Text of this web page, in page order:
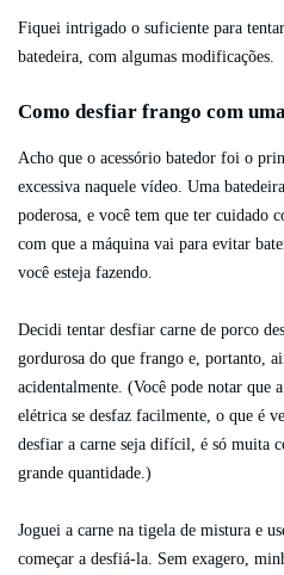
Fiquei intrigado o suficiente para
batedeira, com algumas modificações.
Como desfiar frango com
Acho que o acessório batedor foi o
excessiva naquele vídeo. Uma
poderosa, e você tem que ter cuidado
com que a máquina vai para evitar
você esteja fazendo.
Decidi tentar desfiar carne de porco
gordurosa do que frango e, portanto,
acidentalmente. (Você pode notar que
elétrica se desfaz facilmente, o que é
desfiar a carne seja difícil, é só muita
grande quantidade.)
Joguei a carne na tigela de mistura e
começar a desfiá-la. Sem exagero,